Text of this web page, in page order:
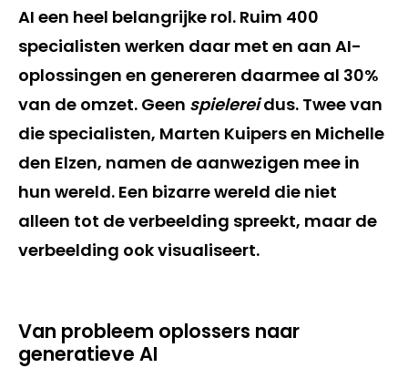
AI een heel belangrijke rol. Ruim 400
specialisten werken daar met en aan AI-
oplossingen en genereren daarmee al 30%
van de omzet. Geen spielereidus. Twee van
die specialisten, Marten Kuipers en Michelle
den Elzen, namen de aanwezigen mee in
hun wereld. Een bizarre wereld die niet
alleen tot de verbeelding spreekt, maar de
verbeelding ook visualiseert.
Van probleem oplossers naar
generatieve AI